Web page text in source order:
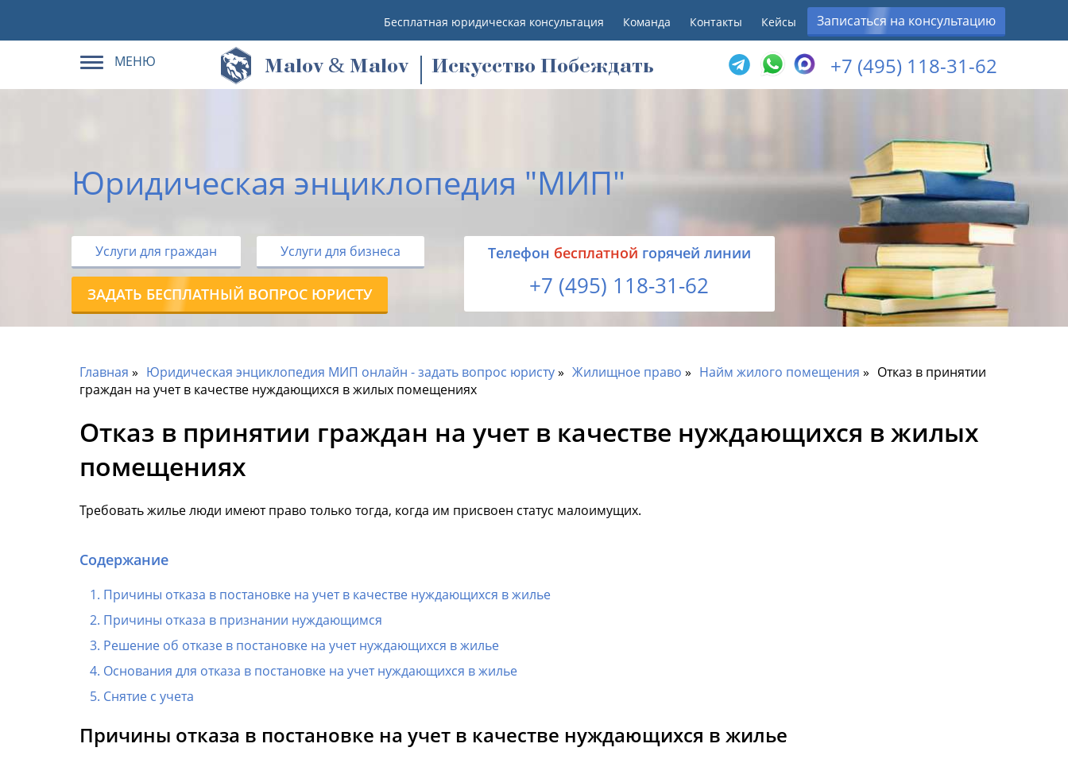
Бесплатная юридическая консультация Команда Контакты Кейсы Записаться на консультацию
МЕНЮ Malov & Malov Искусство Побеждать +7 (495) 118-31-62
Юридическая энциклопедия "МИП"
Услуги для граждан Услуги для бизнеса
ЗАДАТЬ БЕСПЛАТНЫЙ ВОПРОС ЮРИСТУ
Tелефон бесплатной горячей линии
+7 (495) 118-31-62
Главная Юридическая энциклопедия МИП онлайн - задать вопрос юристу Жилищное право Найм жилого помещения
Отказ в принятии
граждан на учет в качестве нуждающихся в жилых помещениях
Отказ в принятии граждан на учет в качестве нуждающихся в жилых
помещениях
Требовать жилье люди имеют право только тогда, когда им присвоен статус малоимущих.
Содержание
Причины отказа в постановке на учет в качестве нуждающихся в жилье
Причины отказа в признании нуждающимся
Решение об отказе в постановке на учет нуждающихся в жилье
Основания для отказа в постановке на учет нуждающихся в жилье
Снятие с учета
Причины отказа в постановке на учет в качестве нуждающихся в жилье